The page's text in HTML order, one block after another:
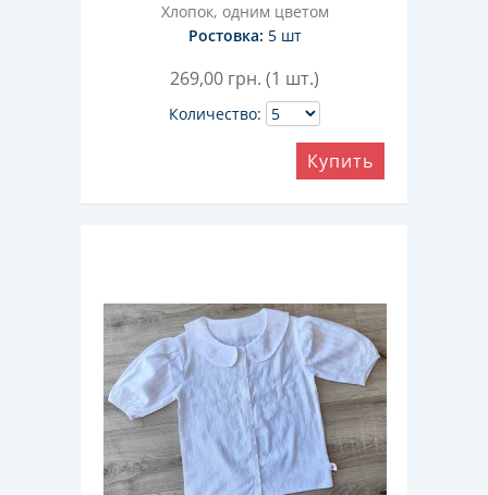
Хлопок, одним цветом
Ростовка: 5 шт
269,00 грн. (1 шт.)
Количество:
Купить